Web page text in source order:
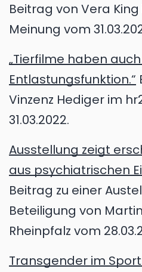
Beitrag von Vera
Meinung vom
„Tierfilme haben
Entlastungsfunktion.“
Vinzenz Hediger im
31.03.2022.
Ausstellung zeigt
aus psychiatrischen
Beitrag zu einer
Beteiligung von
Rheinpfalz vom
Transgender im